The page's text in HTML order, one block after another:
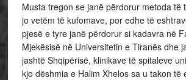
Musta tregon se janë përdorur metoda të
jo vetëm të kufomave, por edhe të
pjesë e tyre janë përdorur si kadavra në
Mjekësisë në Universitetin e Tiranës dhe
jashtë Shqipërisë, klinikave të spitaleve
kjo dëshmia e Halim Xhelos sa u takon të